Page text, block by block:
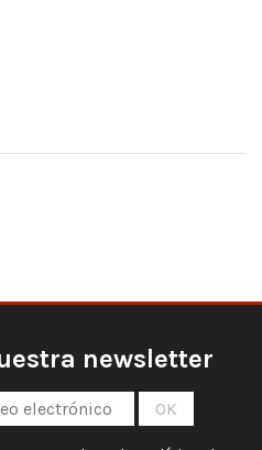
newsletter